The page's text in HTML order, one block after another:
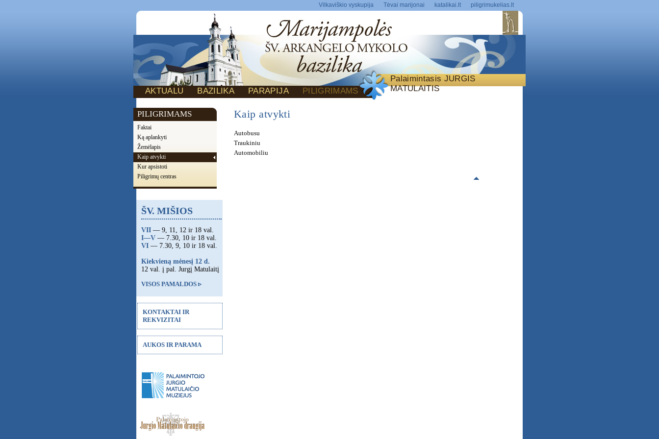
Vilkaviškio vyskupija Tėvai marijonai katalikai.lt piligrimukelias.lt
Palaimintasis JURGIS
MATULAITIS
AKTUALU BAZILIKA PARAPIJA PILIGRIMAMS
Kaip atvykti
Autobusu
Traukiniu
Automobiliu
PILIGRIMAMS
Faktai
Ką aplankyti
Žemėlapis
Kaip atvykti
Kur apsistoti
Piligrimų centras
ŠV. MIŠIOS
VII — 9, 11, 12 ir 18 val.
I—V — 7.30, 10 ir 18 val.
VI — 7.30, 9, 10 ir 18 val.
Kiekvieną mėnesį 12 d.
12 val. į pal. Jurgį Matulaitį
VISOS PAMALDOS ▹
KONTAKTAI IR
REKVIZITAI
AUKOS IR PARAMA